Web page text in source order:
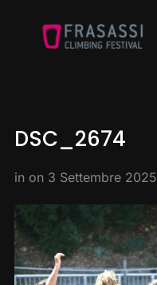
DSC_2674
in on 3 Settembre 2025